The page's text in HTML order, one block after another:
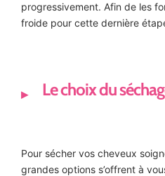
progressivement. Afin de les
froide pour cette dernière
Le choix du
Pour sécher vos cheveux
grandes options s’offrent à